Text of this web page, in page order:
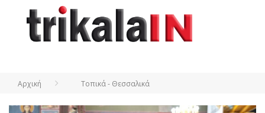
Αρχική Τοπικά - Θεσσαλικά